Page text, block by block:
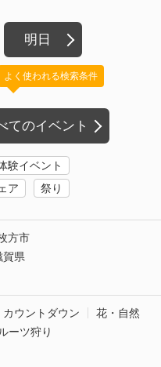
明日
てのイベント
よく使われる検索条件
験イベント
ア
祭り
方市
賀県
カウントダウン
花・自然
ーツ狩り